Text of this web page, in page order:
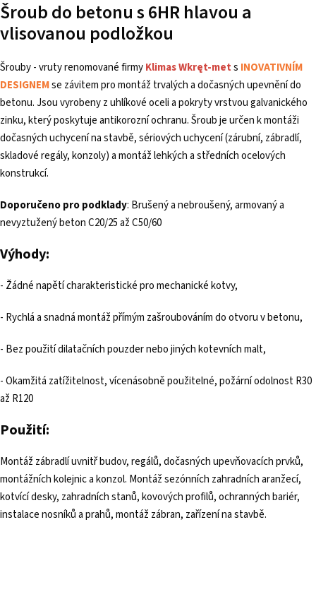
Šroub do betonu s 6HR hlavou a
vlisovanou podložkou
Šrouby - vruty renomované firmyKlimas Wkręt-mets INOVATIVNÍM
DESIGNEMse závitem pro montáž trvalých a dočasných upevnění do
betonu. Jsou vyrobeny z uhlíkové oceli a pokryty vrstvou galvanického
zinku, který poskytuje antikorozní ochranu. Šroub je určen k montáži
dočasných uchycení na stavbě, sériových uchycení (zárubní, zábradlí,
skladové regály, konzoly) a montáž lehkých a středních ocelových
konstrukcí.
Doporučeno pro podklady: Brušený a nebroušený, armovaný a
nevyztužený beton C20/25 až C50/60
Výhody:
- Žádné napětí charakteristické pro mechanické kotvy,
- Rychlá a snadná montáž přímým zašroubováním do otvoru v betonu,
- Bez použití dilatačních pouzder nebo jiných kotevních malt,
- Okamžitá zatížitelnost, vícenásobně použitelné, požární odolnost R30
až R120
Použití:
Montáž zábradlí uvnitř budov, regálů, dočasných upevňovacích prvků,
montážních kolejnic a konzol. Montáž sezónních zahradních aranžecí,
kotvící desky, zahradních stanů, kovových profilů, ochranných bariér,
instalace nosníků a prahů, montáž zábran, zařízení na stavbě.